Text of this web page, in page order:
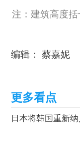
注：建筑高度
编辑： 蔡嘉妮
日本将韩国重新